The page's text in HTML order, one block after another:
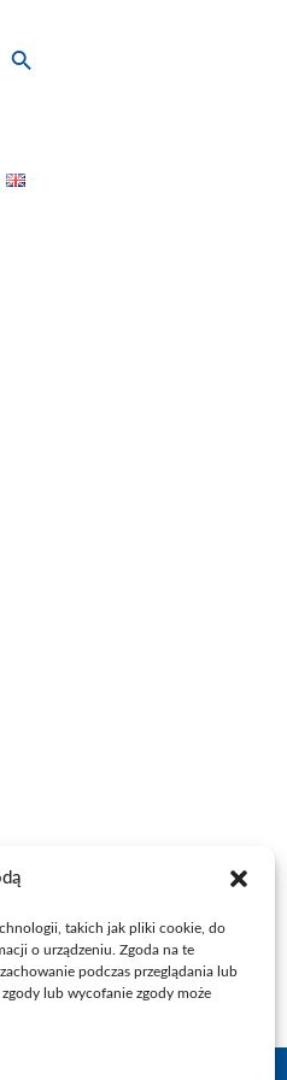
takich jak pliki cookie, do
o urządzeniu. Zgoda na te
podczas przeglądania lub
lub wycofanie zgody może